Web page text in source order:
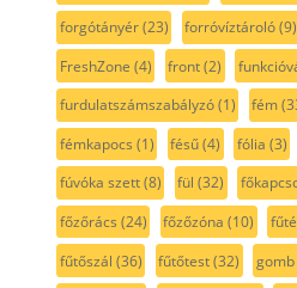
forgótányér(23) forróvíztároló(9)
FreshZone (4) front(2)
furdulatszámszabályzó(1) fém
fémkapocs (1) fésű(4) fólia (3)
fúvóka szett(8) fül (32)
főzőrács (24) főzőzóna (10)
fűtőszál (36) fűtőtest(32) gomb